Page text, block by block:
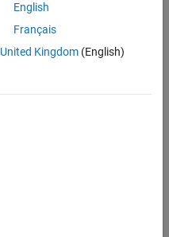
English
Français
United Kingdom(English)